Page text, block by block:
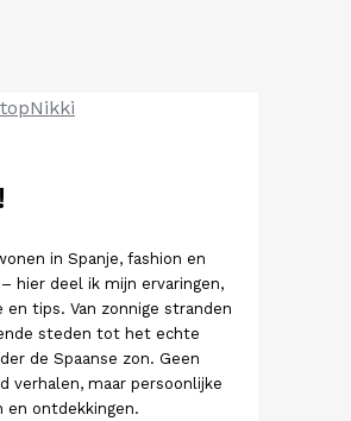
in Spanje, fashion en
hier deel ik mijn ervaringen,
en tips. Van zonnige stranden
steden tot het echte
de Spaanse zon. Geen
verhalen, maar persoonlijke
en ontdekkingen.